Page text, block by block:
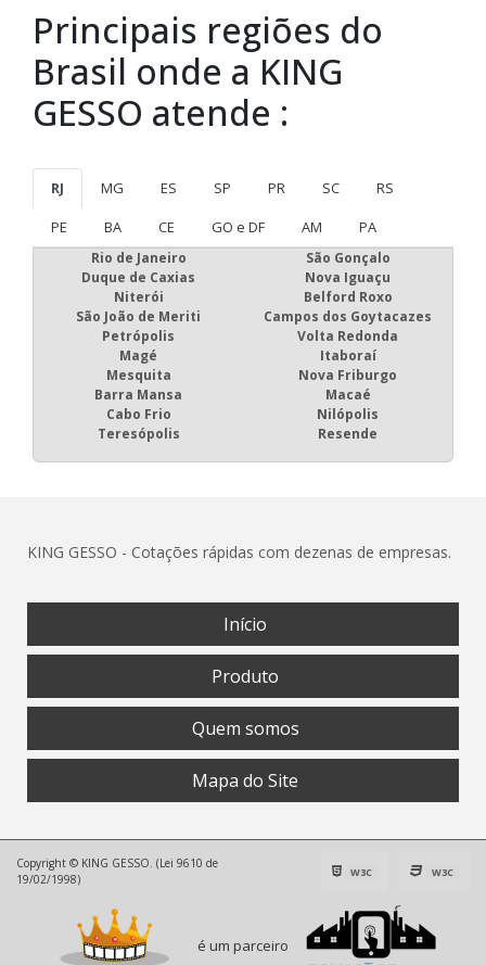
Principais regiões do
Brasil onde a KING
GESSO atende :
RJ MG ES SP PR SC
RS
PE
BA CE GO e DF AM PA
Rio de Janeiro
São Gonçalo
Duque de Caxias
Nova Iguaçu
Niterói
Belford Roxo
São João de Meriti
Campos dos Goytacazes
Petrópolis
Volta Redonda
Magé
Itaboraí
Mesquita
Nova Friburgo
Barra Mansa
Macaé
Cabo Frio
Nilópolis
Teresópolis
Resende
KING GESSO - Cotações rápidas com dezenas de empresas.
Início
Produto
Quem somos
Mapa do Site
Copyright © KING GESSO. (Lei 9610 de
19/02/1998)
W3C W3C
é um parceiro